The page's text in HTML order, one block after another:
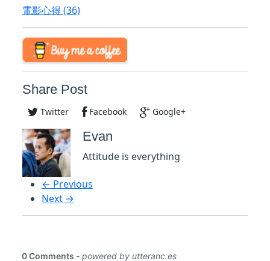
電影心得(36)
Share Post
Twitter Facebook Google+
Evan
Attitude is everything
← Previous
Next →